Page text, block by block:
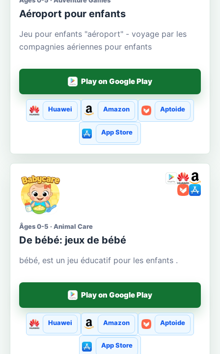
Aéroport pour enfants
Jeu pour enfants "aéroport" - voyage par les
compagnies aériennes pour enfants
Play on Google Play
Huawei Amazon Aptoide
App Store
Âges 0-5 · Animal Care
De bébé: jeux de bébé
bébé, est un jeu éducatif pour les enfants .
Play on Google Play
Huawei Amazon Aptoide
App Store